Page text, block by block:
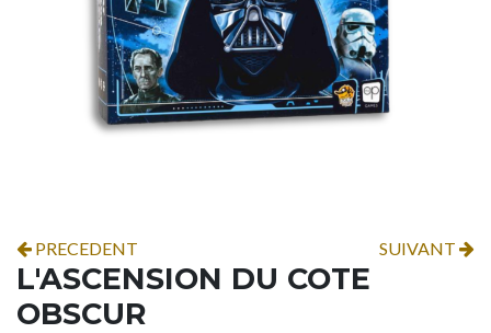
PRECEDENT SUIVANT
L'ASCENSION DU COTE
OBSCUR